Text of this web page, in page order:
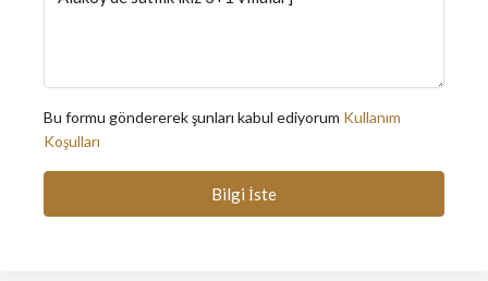
Bu formu göndererek şunları kabul ediyorum Kullanım
Koşulları
Bilgi İste